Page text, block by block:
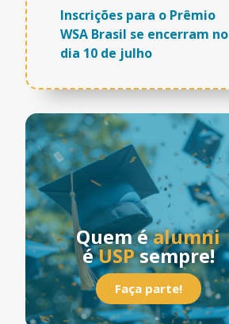
Inscrições para o Prêmio
WSA Brasil se encerram no
dia 10 de julho
Quem éalumni
éUSPsempre!
Faça parte!